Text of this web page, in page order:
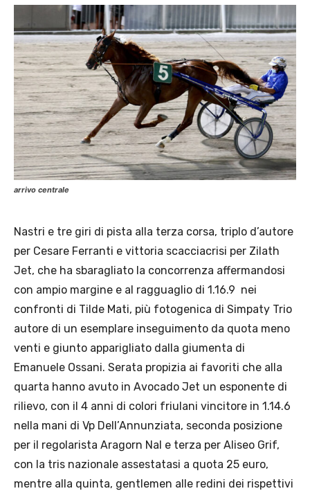
arrivo centrale
Nastri e tre giri di pista alla terza corsa, triplo d’autore
per Cesare Ferranti e vittoria scacciacrisi per Zilath
Jet, che ha sbaragliato la concorrenza affermandosi
con ampio margine e al ragguaglio di 1.16.9 nei
confronti di Tilde Mati, più fotogenica di Simpaty Trio
autore di un esemplare inseguimento da quota meno
venti e giunto apparigliato dalla giumenta di
Emanuele Ossani. Serata propizia ai favoriti che alla
quarta hanno avuto in Avocado Jet un esponente di
rilievo, con il 4 anni di colori friulani vincitore in 1.14.6
nella mani di Vp Dell’Annunziata, seconda posizione
per il regolarista Aragorn Nal e terza per Aliseo Grif,
con la tris nazionale assestatasi a quota 25 euro,
mentre alla quinta, gentlemen alle redini dei rispettivi